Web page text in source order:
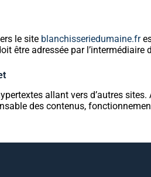
le site blanchisseriedumaine.fr
être adressée par
allant vers d’autres
des contenus,